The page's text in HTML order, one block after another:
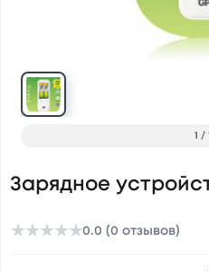
1 / 1
Зарядное
★★★★★0.0 (0 отзывов)